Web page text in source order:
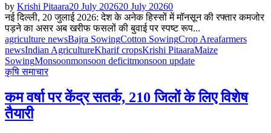
by Krishi Pitaara20 July 202620 July 20260
नई दिल्ली, 20 जुलाई 2026: देश के अनेक हिस्सों में मॉनसून की रफ्तार कमजोर
पड़ने का असर अब खरीफ फसलों की बुवाई पर स्पष्ट रूप...
agriculture newsBajra SowingCotton SowingCrop Areafarmers
newsIndian AgricultureKharif cropsKrishi PitaaraMaize
SowingMonsoonmonsoon deficitmonsoon update
कृषि समाचार
कम वर्षा पर केंद्र सतर्क, 210 जिलों के लिए विशेष
तैयारी